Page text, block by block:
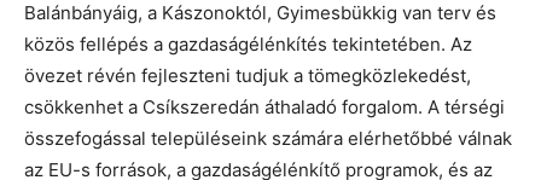
Balánbányáig, a Kászonoktól, Gyimesbükkig van terv és
közös fellépés a gazdaságélénkítés tekintetében. Az
övezet révén fejleszteni tudjuk a tömegközlekedést,
csökkenhet a Csíkszeredán áthaladó forgalom. A térségi
összefogással településeink számára elérhetőbbé válnak
az EU-s források, a gazdaságélénkítő programok, és az